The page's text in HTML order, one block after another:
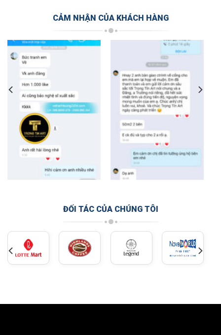
CẢM NHẬN CỦA KHÁCH HÀNG
ĐỐI TÁC CỦA CHÚNG TÔI